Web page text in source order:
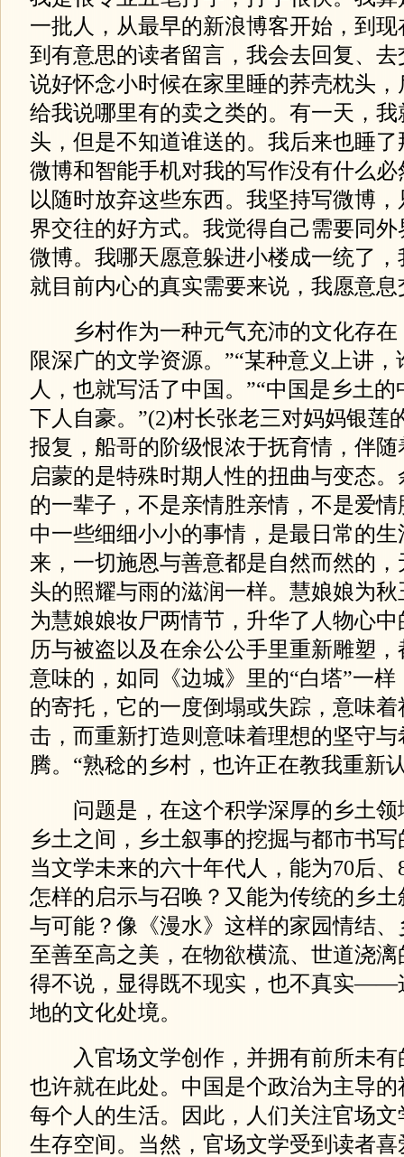
一批人，从最早的新浪博客开始，到
到有意思的读者留言，我会去回复、
说好怀念小时候在家里睡的荞壳枕头
给我说哪里有的卖之类的。有一天，
头，但是不知道谁送的。我后来也睡
微博和智能手机对我的写作没有什么
以随时放弃这些东西。我坚持写微博
界交往的好方式。我觉得自己需要同
微博。我哪天愿意躲进小楼成一统了
就目前内心的真实需要来说，我愿意
乡村作为一种元气充沛的文化存在
限深广的文学资源。”“某种意义上讲
人，也就写活了中国。”“中国是乡土
下人自豪。”(2)村长张老三对妈妈银莲
报复，船哥的阶级恨浓于抚育情，伴
启蒙的是特殊时期人性的扭曲与变态
的一辈子，不是亲情胜亲情，不是爱
中一些细细小小的事情，是最日常的
来，一切施恩与善意都是自然而然的
头的照耀与雨的滋润一样。慧娘娘为
为慧娘娘妆尸两情节，升华了人物心
历与被盗以及在余公公手里重新雕塑
意味的，如同《边城》里的“白塔”一
的寄托，它的一度倒塌或失踪，意味
击，而重新打造则意味着理想的坚守
腾。“熟稔的乡村，也许正在教我重新
问题是，在这个积学深厚的乡土领
乡土之间，乡土叙事的挖掘与都市书
当文学未来的六十年代人，能为70后
怎样的启示与召唤？又能为传统的乡
与可能？像《漫水》这样的家园情结
至善至高之美，在物欲横流、世道浇
得不说，显得既不现实，也不真实——
地的文化处境。
入官场文学创作，并拥有前所未有
也许就在此处。中国是个政治为主导
每个人的生活。因此，人们关注官场
生存空间。当然，官场文学受到读者